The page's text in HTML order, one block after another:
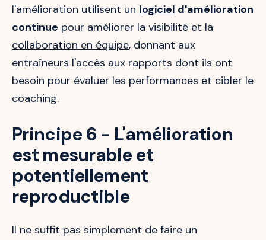
l'amélioration utilisent un logiciel d'amélioration
continue pour améliorer la visibilité et la
collaboration en équipe, donnant aux
entraîneurs l'accès aux rapports dont ils ont
besoin pour évaluer les performances et cibler le
coaching.
Principe 6 - L'amélioration
est mesurable et
potentiellement
reproductible
Il ne suffit pas simplement de faire un